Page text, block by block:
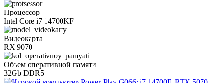
Процессор
Intel Core i7 14700KF
Видеокарта
RX 9070
Объем оперативной памяти
32Gb DDR5